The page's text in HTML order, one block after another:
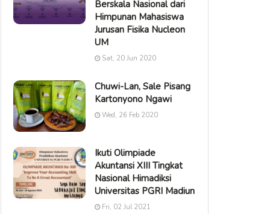
Berskala Nasional dari
Himpunan Mahasiswa
Jurusan Fisika Nucleon
UM
Sat, 20 Jun 2020
Chuwi-Lan, Sale Pisang
Kartonyono Ngawi
Wed, 26 Feb 2020
Ikuti Olimpiade
Akuntansi XIII Tingkat
Nasional Himadiksi
Universitas PGRI Madiun
Fri, 02 Jul 2021